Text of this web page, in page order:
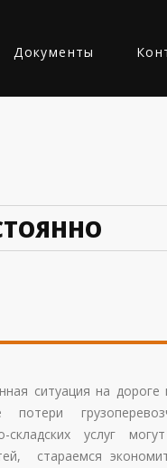
Документы
ситуация на
потери
складских услуг
стараемся